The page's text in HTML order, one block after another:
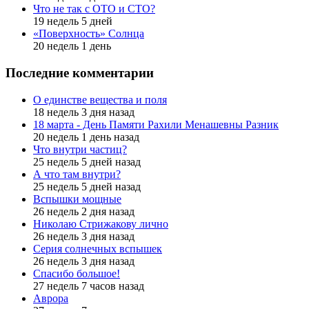
Что не так с ОТО и СТО?
19 недель 5 дней
«Поверхность» Солнца
20 недель 1 день
Последние комментарии
О единстве вещества и поля
18 недель 3 дня назад
18 марта - День Памяти Рахили Менашевны Разник
20 недель 1 день назад
Что внутри частиц?
25 недель 5 дней назад
А что там внутри?
25 недель 5 дней назад
Вспышки мощные
26 недель 2 дня назад
Николаю Стрижакову лично
26 недель 3 дня назад
Серия солнечных вспышек
26 недель 3 дня назад
Спасибо большое!
27 недель 7 часов назад
Аврора